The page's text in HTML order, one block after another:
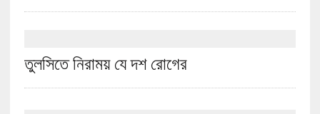
তুলসিতে নিরাময় যে দশ রোগের